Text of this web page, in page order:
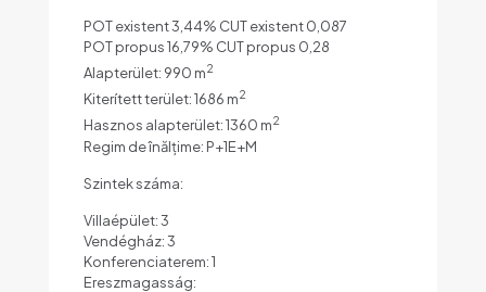
POT existent 3,44% CUT existent 0,087
POT propus 16,79% CUT propus 0,28
Alapterület: 990 m2
Kiterített terület: 1686 m2
Hasznos alapterület: 1360 m2
Regim de înălțime: P+1E+M
Szintek száma:
Villaépület: 3
Vendégház: 3
Konferenciaterem: 1
Ereszmagasság: